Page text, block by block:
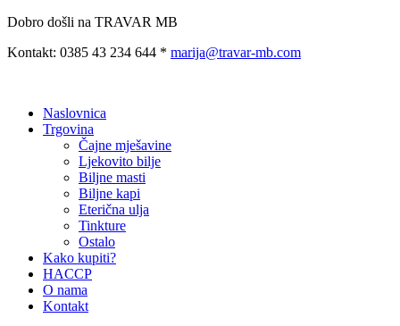
Preskoči
sadržaj
Dobro došli na TRAVAR MB
Kontakt: 0385 43 234 644 * marija@travar-mb.com
Naslovnica
Trgovina
Čajne mješavine
Ljekovito bilje
Biljne masti
Biljne kapi
Eterična ulja
Tinkture
Ostalo
Kako kupiti?
HACCP
O nama
Kontakt